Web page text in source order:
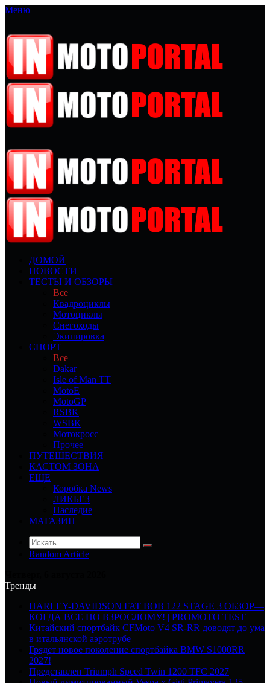
Меню
ДОМОЙ
НОВОСТИ
ТЕСТЫ И ОБЗОРЫ
Все
Квадроциклы
Мотоциклы
Снегоходы
Экипировка
СПОРТ
Все
Dakar
Isle of Man TT
MotoE
MotoGP
RSBK
WSBK
Мотокросс
Прочее
ПУТЕШЕСТВИЯ
КАСТОМ ЗОНА
ЕЩЕ
Коробка News
ЛИКБЕЗ
Наследие
МАГАЗИН
Random Article
Тренды
HARLEY-DAVIDSON FAT BOB 122 STAGE 3 ОБЗОР—
КОГДА ВСЕ ПО ВЗРОСЛОМУ! | PROMOTO TEST
Китайский спортбайк CFMoto V4 SR-RR доводят до ума
в итальянской аэротрубе
Грядет новое поколение спортбайка BMW S1000RR
2027!
Представлен Triumph Speed Twin 1200 TFC 2027